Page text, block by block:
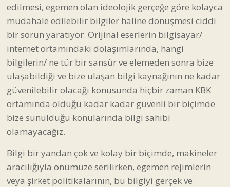
edilmesi, egemen olan ideolojik gerçeğe göre kolayca
müdahale edilebilir bilgiler haline dönüşmesi ciddi
bir sorun yaratıyor. Orijinal eserlerin bilgisayar/
internet ortamındaki dolaşımlarında, hangi
bilgilerin/ ne tür bir sansür ve elemeden sonra bize
ulaşabildiği ve bize ulaşan bilgi kaynağının ne kadar
güvenilebilir olacağı konusunda hiçbir zaman KBK
ortamında olduğu kadar kadar güvenli bir biçimde
bize sunulduğu konularında bilgi sahibi
olamayacağız.
Bilgi bir yandan çok ve kolay bir biçimde, makineler
aracılığıyla önümüze serilirken, egemen rejimlerin
veya şirket politikalarının, bu bilgiyi gerçek ve